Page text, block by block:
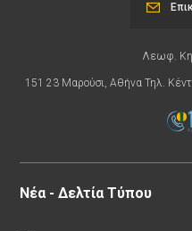
Λεωφ.
151 23 Μαρούσι, Αθήνα Τηλ.
Νέα - Δελτία Τύπου